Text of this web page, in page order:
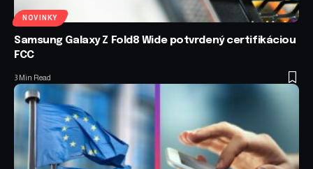
NOVINKY
Samsung Galaxy Z Fold8 Wide potvrdený certifikáciou
FCC
3 Min Read